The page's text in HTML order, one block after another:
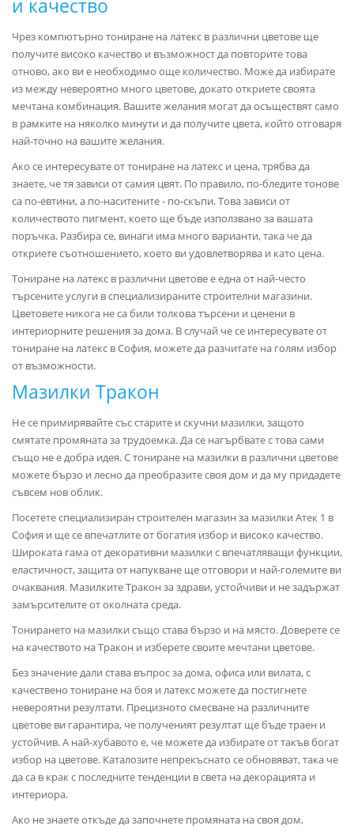
и качество
Чрез компютърно тониране на латекс в различни цветове ще
получите високо качество и възможност да повторите това
отново, ако ви е необходимо още количество. Може да избирате
из между невероятно много цветове, докато откриете своята
мечтана комбинация. Вашите желания могат да осъществят само
в рамките на няколко минути и да получите цвета, който отговаря
най-точно на вашите желания.
Ако се интересувате от тониране на латекс и цена, трябва да
знаете, че тя зависи от самия цвят. По правило, по-бледите тонове
са по-евтини, а по-наситените - по-скъпи. Това зависи от
количеството пигмент, което ще бъде използвано за вашата
поръчка. Разбира се, винаги има много варианти, така че да
откриете съотношението, което ви удовлетворява и като цена.
Тониране на латекс в различни цветове е една от най-често
търсените услуги в специализираните строителни магазини.
Цветовете никога не са били толкова търсени и ценени в
интериорните решения за дома. В случай че се интересувате от
тониране на латекс в София, можете да разчитате на голям избор
от възможности.
Мазилки Тракон
Не се примирявайте със старите и скучни мазилки, защото
смятате промяната за трудоемка. Да се нагърбвате с това сами
също не е добра идея. С тониране на мазилки в различни цветове
можете бързо и лесно да преобразите своя дом и да му придадете
съвсем нов облик.
Посетете специализиран строителен магазин за мазилки Атек 1 в
София и ще се впечатлите от богатия избор и високо качество.
Широката гама от декоративни мазилки с впечатляващи функции,
еластичност, защита от напукване ще отговори и най-големите ви
очаквания. Мазилките Тракон за здрави, устойчиви и не задържат
замърсителите от околната среда.
Тонирането на мазилки също става бързо и на място. Доверете се
на качеството на Тракон и изберете своите мечтани цветове.
Без значение дали става въпрос за дома, офиса или вилата, с
качествено тониране на боя и латекс можете да постигнете
невероятни резултати. Прецизното смесване на различните
цветове ви гарантира, че полученият резултат ще бъде траен и
устойчив. А най-хубавото е, че можете да избирате от такъв богат
избор на цветове. Каталозите непрекъснато се обновяват, така че
да са в крак с последните тенденции в света на декорацията и
интериора.
Ако не знаете откъде да започнете промяната на своя дом,